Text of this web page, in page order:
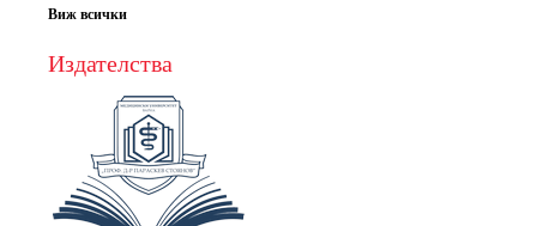
Виж всички
Издателства